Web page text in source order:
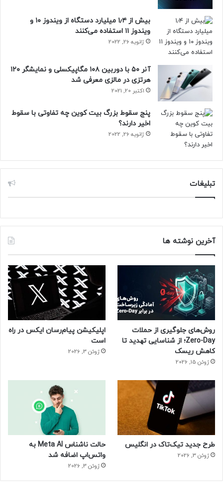
بیش از ۱٫۴ میلیارد دستگاه از ویندوز ۱۰ و
ویندوز ۱۱ استفاده می‌کنند
ژانویه 26, 2022
آنر ۵۰ با دوربین ۱۰۸ مگاپیکسلی و نمایشگر ۱۲۰
هرتزی در مالزی معرفی شد
اکتبر 20, 2021
پنج سقوط بزرگ بیت کوین چه تفاوتی با سقوط
اخیر دارند؟
ژانویه 26, 2022
تبلیغات
آخرین نوشته ها
روش‌های جلوگیری از حملات
Zero-Day؛ از شناسایی تهدید تا
کاهش ریسک
ژوئن 15, 2026
اپلیکیشن پیام‌رسان ایکس در راه
است
ژوئن 3, 2026
طرح جدید تیک‌تاک در انگلیس
ژوئن 3, 2026
حالت ناشناس Meta AI به
واتس‌اپ اضافه شد
ژوئن 3, 2026